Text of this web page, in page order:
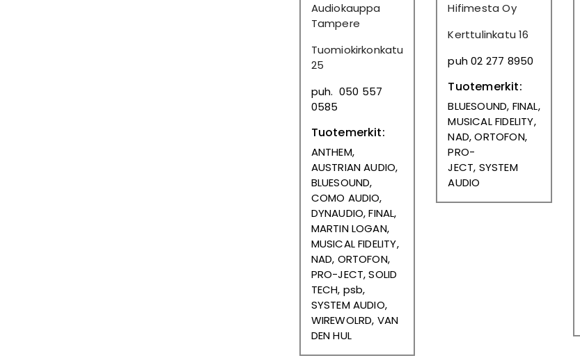
Audiokauppa
Tampere
Tuomiokirkonkatu
25
puh. 050 557
0585
Tuotemerkit:
ANTHEM,
AUSTRIAN AUDIO,
BLUESOUND,
COMO AUDIO,
DYNAUDIO, FINAL,
MARTIN LOGAN,
MUSICAL FIDELITY,
NAD, ORTOFON,
PRO-JECT, SOLID
TECH, psb,
SYSTEM AUDIO,
WIREWOLRD, VAN
DEN HUL
Hifimesta Oy
Kerttulinkatu 16
puh 02 277 8950
Tuotemerkit:
BLUESOUND, FINAL,
MUSICAL FIDELITY,
NAD, ORTOFON,
PRO-
JECT, SYSTEM
AUDIO